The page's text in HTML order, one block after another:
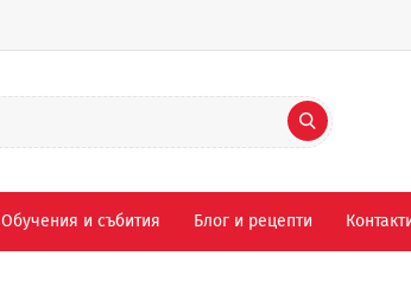
Обучения и събития Блог и рецепти